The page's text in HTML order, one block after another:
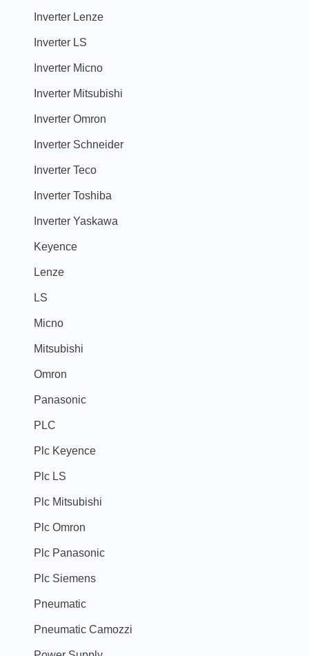
Inverter Lenze
Inverter LS
Inverter Micno
Inverter Mitsubishi
Inverter Omron
Inverter Schneider
Inverter Teco
Inverter Toshiba
Inverter Yaskawa
Keyence
Lenze
LS
Micno
Mitsubishi
Omron
Panasonic
PLC
Plc Keyence
Plc LS
Plc Mitsubishi
Plc Omron
Plc Panasonic
Plc Siemens
Pneumatic
Pneumatic Camozzi